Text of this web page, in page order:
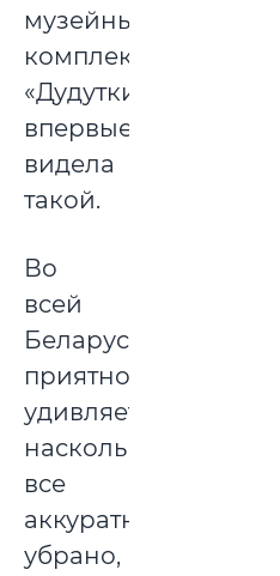
музейный
комплекс
«Дудутки»,
впервые
видела
такой.
Во
всей
Беларуси
приятно
удивляет,
насколько
все
аккуратно
убрано,